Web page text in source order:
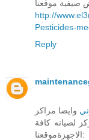
http://
Pesticides-
Reply
وايضا مراكز
لصيانه كافة
الاجهزةموقعنا: